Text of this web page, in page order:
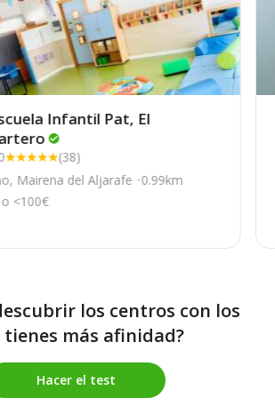
ha estado online recientemente
Infantil Pat, El
(38)
Mairena del Aljarafe 0.99km
<100€
los centros con los
tienes más afinidad?
Hacer el test